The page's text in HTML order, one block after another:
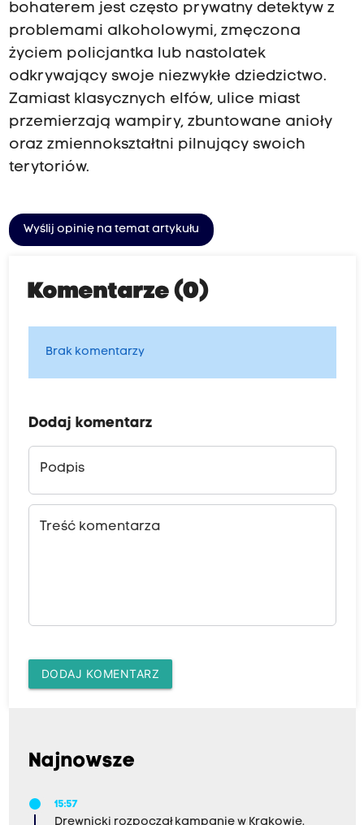
bohaterem jest często prywatny detektyw z
problemami alkoholowymi, zmęczona
życiem policjantka lub nastolatek
odkrywający swoje niezwykłe dziedzictwo.
Zamiast klasycznych elfów, ulice miast
przemierzają wampiry, zbuntowane anioły
oraz zmiennokształtni pilnujący swoich
terytoriów.
Wyślij opinię na temat artykułu
Komentarze (0)
Brak komentarzy
Dodaj komentarz
Podpis
Treść komentarza
DODAJ KOMENTARZ
Najnowsze
15:57
Drewnicki rozpoczął kampanię w Krakowie.